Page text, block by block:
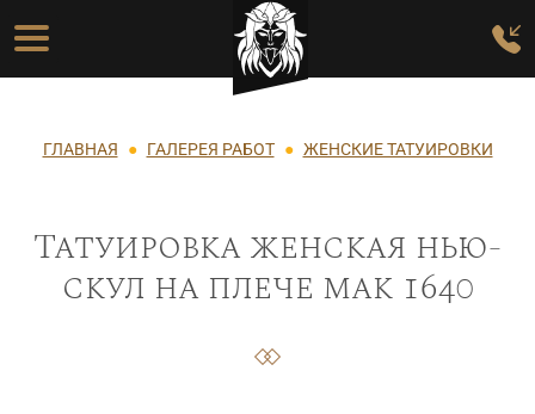
Перейти к основному содержанию
Основная навигация
Строка навигации
ГЛАВНАЯ ГАЛЕРЕЯ РАБОТ ЖЕНСКИЕ ТАТУИРОВКИ
Татуировка женская нью-
скул на плече мак 1640